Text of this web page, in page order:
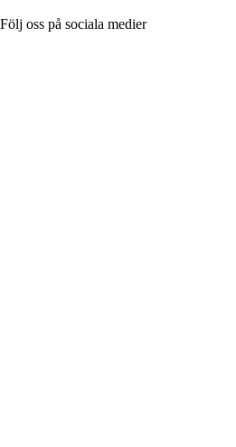
Följ oss på sociala medier